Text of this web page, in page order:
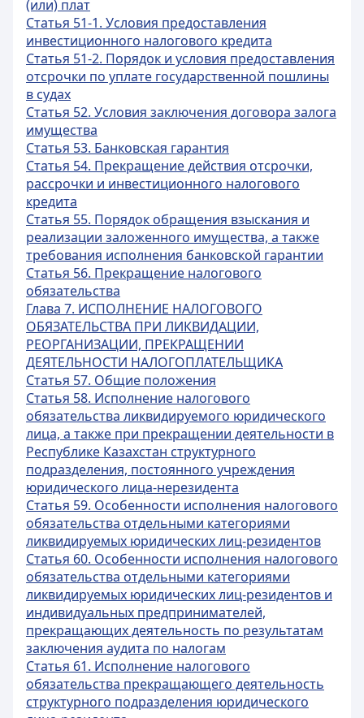
(или) плат
Статья 51-1. Условия предоставления
инвестиционного налогового кредита
Статья 51-2. Порядок и условия предоставления
отсрочки по уплате государственной пошлины
в судах
Статья 52. Условия заключения договора залога
имущества
Статья 53. Банковская гарантия
Статья 54. Прекращение действия отсрочки,
рассрочки и инвестиционного налогового
кредита
Статья 55. Порядок обращения взыскания и
реализации заложенного имущества, а также
требования исполнения банковской гарантии
Статья 56. Прекращение налогового
обязательства
Глава 7. ИСПОЛНЕНИЕ НАЛОГОВОГО
ОБЯЗАТЕЛЬСТВА ПРИ ЛИКВИДАЦИИ,
РЕОРГАНИЗАЦИИ, ПРЕКРАЩЕНИИ
ДЕЯТЕЛЬНОСТИ НАЛОГОПЛАТЕЛЬЩИКА
Статья 57. Общие положения
Статья 58. Исполнение налогового
обязательства ликвидируемого юридического
лица, а также при прекращении деятельности в
Республике Казахстан структурного
подразделения, постоянного учреждения
юридического лица-нерезидента
Статья 59. Особенности исполнения налогового
обязательства отдельными категориями
ликвидируемых юридических лиц-резидентов
Статья 60. Особенности исполнения налогового
обязательства отдельными категориями
ликвидируемых юридических лиц-резидентов и
индивидуальных предпринимателей,
прекращающих деятельность по результатам
заключения аудита по налогам
Статья 61. Исполнение налогового
обязательства прекращающего деятельность
структурного подразделения юридического